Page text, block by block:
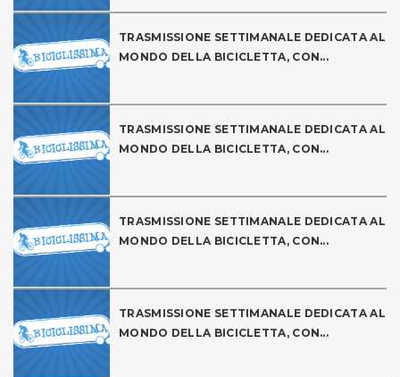
TRASMISSIONE SETTIMANALE DEDICATA AL
MONDO DELLA BICICLETTA, CON...
TRASMISSIONE SETTIMANALE DEDICATA AL
MONDO DELLA BICICLETTA, CON...
TRASMISSIONE SETTIMANALE DEDICATA AL
MONDO DELLA BICICLETTA, CON...
TRASMISSIONE SETTIMANALE DEDICATA AL
MONDO DELLA BICICLETTA, CON...